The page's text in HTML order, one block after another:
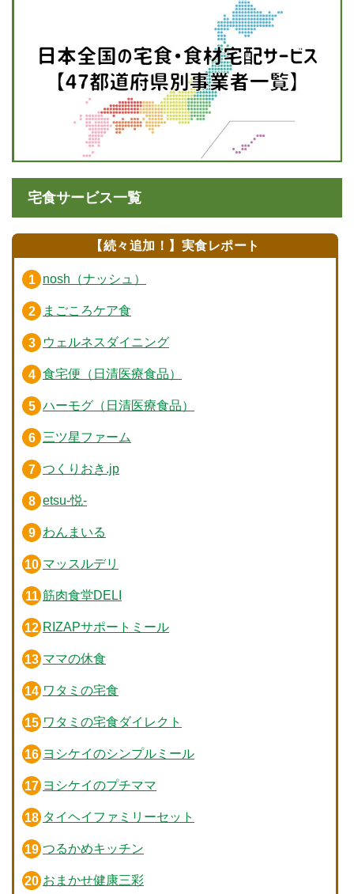
宅食サービス一覧
【続々追加！】実食レポート
nosh（ナッシュ）
まごころケア食
ウェルネスダイニング
食宅便（日清医療食品）
ハーモグ（日清医療食品）
三ツ星ファーム
つくりおき.jp
etsu-悦-
わんまいる
マッスルデリ
筋肉食堂DELI
RIZAPサポートミール
ママの休食
ワタミの宅食
ワタミの宅食ダイレクト
ヨシケイのシンプルミール
ヨシケイのプチママ
タイヘイファミリーセット
つるかめキッチン
おまかせ健康三彩